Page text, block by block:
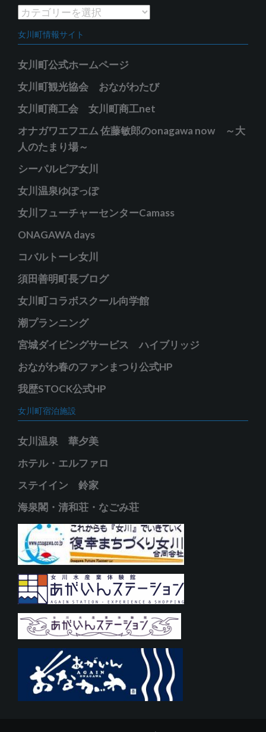
イ
ブ
カ
ゴ
リ
女川町情報サイト
女川町公式ホームページ
女川町観光協会 おながわたび
女川町商工会 女川町商工net
オナガワエフエム 佐藤敏郎のonagawa now ～大
人のたまり場～
シーパルピア女川
女川温泉ゆぽっぽ
女川フューチャーセンターCamass
ONAGAWA days
コバルトーレ女川
須田善明町長ブログ
女川町コラボスクール向学館
潮プランニング
宮城ダイビングサービス ハイブリッジ
おながわ春のファンまつり公式HP
我歴STOCK公式HP
女川町宿泊施設
女川温泉 華夕美
ホテル・エルファロ
ステイイン 鈴家
海泉閣・清和荘・なごみ荘